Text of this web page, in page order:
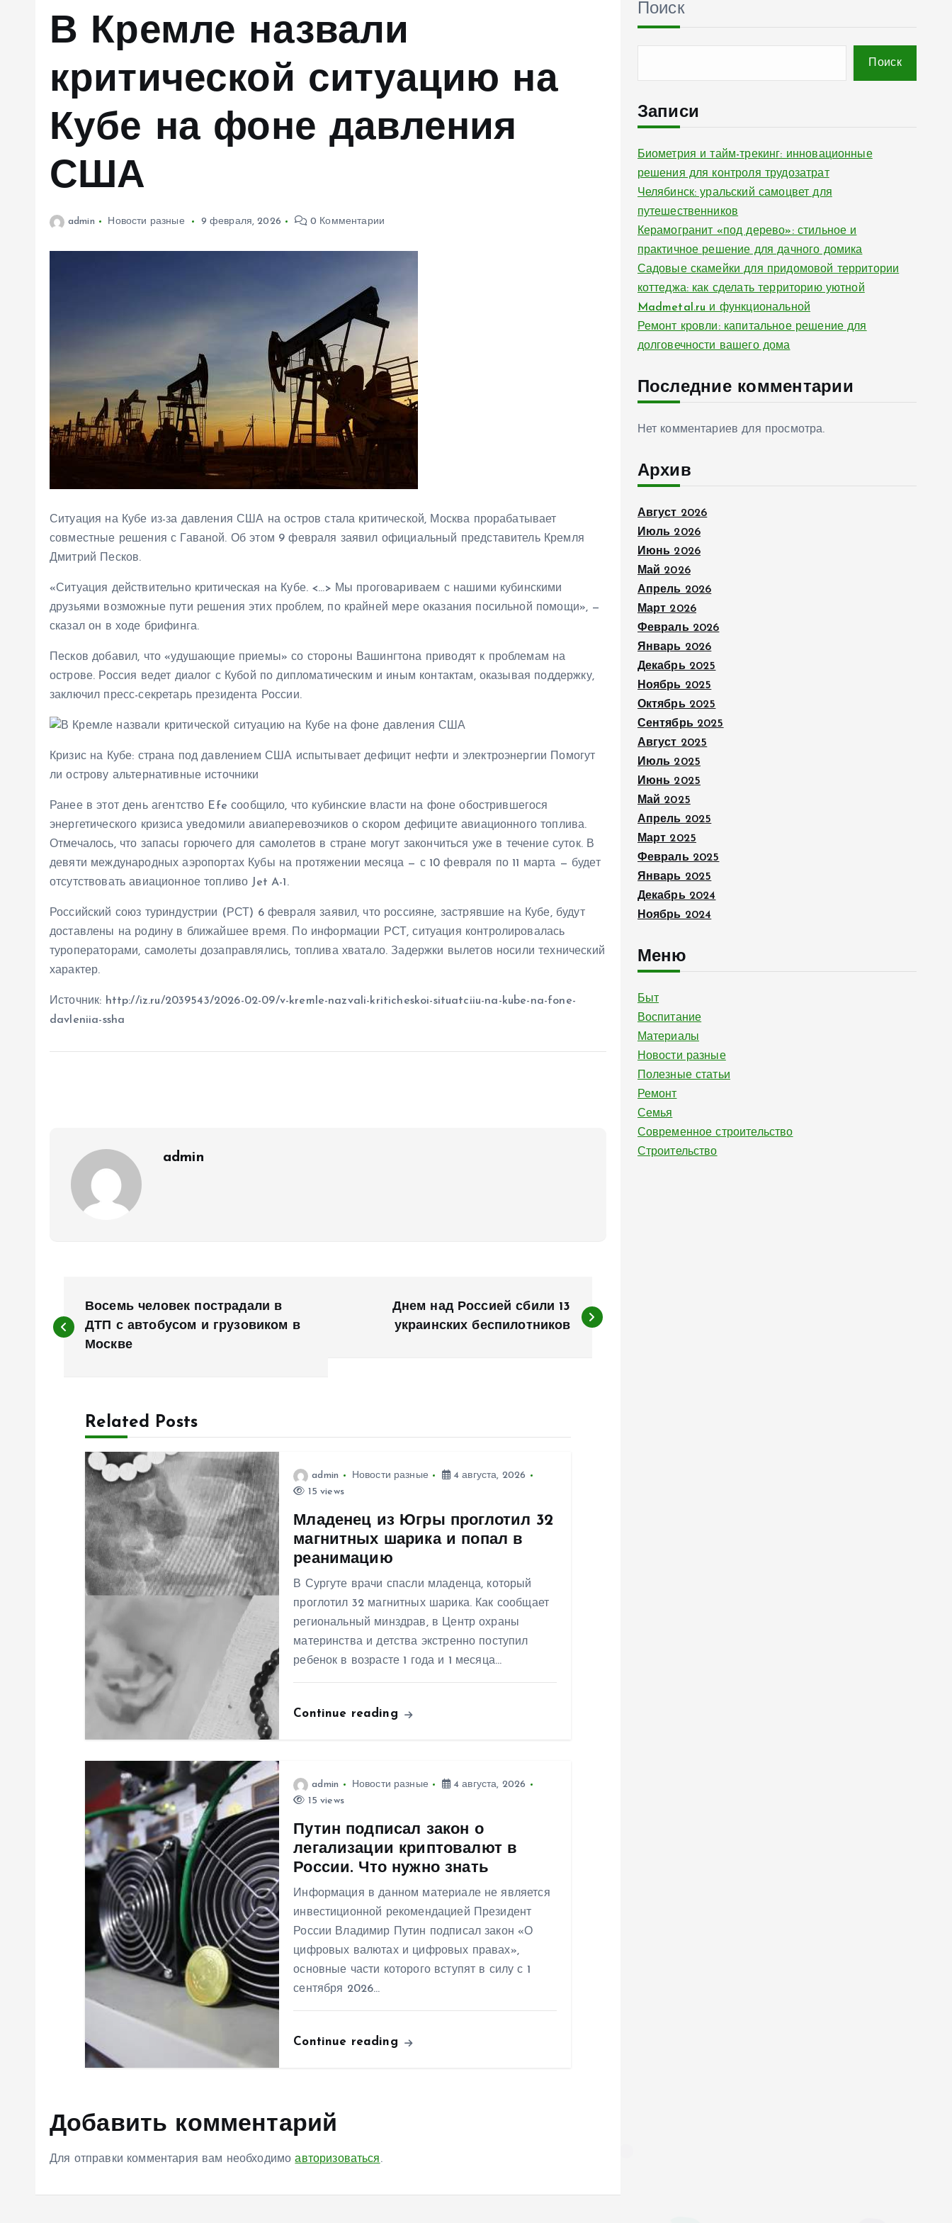
В Кремле назвали
критической ситуацию на
Кубе на фоне давления
США
admin Новости разные 9 февраля, 2026 0 Комментарии
Ситуация на Кубе из-за давления США на остров стала критической, Москва прорабатывает
совместные решения с Гаваной. Об этом 9 февраля заявил официальный представитель Кремля
Дмитрий Песков.
«Ситуация действительно критическая на Кубе. <…> Мы проговариваем с нашими кубинскими
друзьями возможные пути решения этих проблем, по крайней мере оказания посильной помощи», —
сказал он в ходе брифинга.
Песков добавил, что «удушающие приемы» со стороны Вашингтона приводят к проблемам на
острове. Россия ведет диалог с Кубой по дипломатическим и иным контактам, оказывая поддержку,
заключил пресс-секретарь президента России.
Кризис на Кубе: страна под давлением США испытывает дефицит нефти и электроэнергии Помогут
ли острову альтернативные источники
Ранее в этот день агентство Efe сообщило, что кубинские власти на фоне обострившегося
энергетического кризиса уведомили авиаперевозчиков о скором дефиците авиационного топлива.
Отмечалось, что запасы горючего для самолетов в стране могут закончиться уже в течение суток. В
девяти международных аэропортах Кубы на протяжении месяца — с 10 февраля по 11 марта — будет
отсутствовать авиационное топливо Jet A-1.
Российский союз туриндустрии (РСТ) 6 февраля заявил, что россияне, застрявшие на Кубе, будут
доставлены на родину в ближайшее время. По информации РСТ, ситуация контролировалась
туроператорами, самолеты дозаправлялись, топлива хватало. Задержки вылетов носили технический
характер.
Источник: http://iz.ru/2039543/2026-02-09/v-kremle-nazvali-kriticheskoi-situatciiu-na-kube-na-fone-
davleniia-ssha
admin
а
Восемь человек пострадали в
ДТП с автобусом и грузовиком в
Москве
Днем над Россией сбили 13
украинских беспилотников
Related Posts
admin Новости разные
4 августа, 2026
15 views
Младенец из Югры проглотил 32
магнитных шарика и попал в
реанимацию
В Сургуте врачи спасли младенца, который
проглотил 32 магнитных шарика. Как сообщает
региональный минздрав, в Центр охраны
материнства и детства экстренно поступил
ребенок в возрасте 1 года и 1 месяца…
Continue reading
admin Новости разные
4 августа, 2026
15 views
Путин подписал закон о
легализации криптовалют в
России. Что нужно знать
Информация в данном материале не является
инвестиционной рекомендацией Президент
России Владимир Путин подписал закон «О
цифровых валютах и цифровых правах»,
основные части которого вступят в силу с 1
сентября 2026…
Continue reading
Добавить комментарий
Для отправки комментария вам необходимоавторизоваться.
Поиск
Поиск
Записи
Биометрия и тайм-трекинг: инновационные
решения для контроля трудозатрат
Челябинск: уральский самоцвет для
путешественников
Керамогранит «под дерево»: стильное и
практичное решение для дачного домика
Садовые скамейки для придомовой территории
коттеджа: как сделать территорию уютной
Madmetal.ru и функциональной
Ремонт кровли: капитальное решение для
долговечности вашего дома
Последние комментарии
Нет комментариев для просмотра.
Архив
Август 2026
Июль 2026
Июнь 2026
Май 2026
Апрель 2026
Март 2026
Февраль 2026
Январь 2026
Декабрь 2025
Ноябрь 2025
Октябрь 2025
Сентябрь 2025
Август 2025
Июль 2025
Июнь 2025
Май 2025
Апрель 2025
Март 2025
Февраль 2025
Январь 2025
Декабрь 2024
Ноябрь 2024
Меню
Быт
Воспитание
Материалы
Новости разные
Полезные статьи
Ремонт
Семья
Современное строительство
Строительство